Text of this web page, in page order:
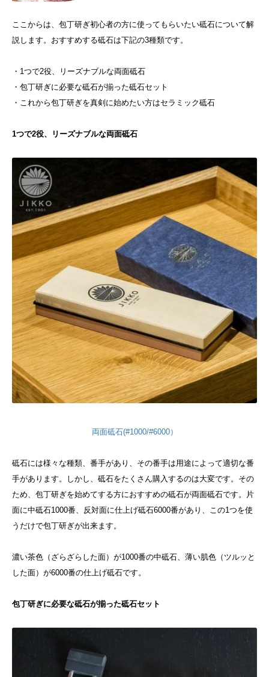
ここからは、包丁研ぎ初心者の方に使ってもらいたい砥石について解
説します。おすすめする砥石は下記の3種類です。
・1つで2役、リーズナブルな両面砥石
・包丁研ぎに必要な砥石が揃った砥石セット
・これから包丁研ぎを真剣に始めたい方はセラミック砥石
1つで2役、リーズナブルな両面砥石
両面砥石(#1000/#6000）
砥石には様々な種類、番手があり、その番手は用途によって適切な番
手があります。しかし、砥石をたくさん購入するのは大変です。その
ため、包丁研ぎを始めてする方におすすめの砥石が両面砥石です。片
面に中砥石1000番、反対面に仕上げ砥石6000番があり、この1つを使
うだけで包丁研ぎが出来ます。
濃い茶色（ざらざらした面）が1000番の中砥石、薄い肌色（ツルッと
した面）が6000番の仕上げ砥石です。
包丁研ぎに必要な砥石が揃った砥石セット